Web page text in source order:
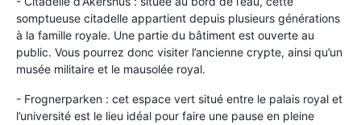
somptueuse citadelle appartient depuis plusieurs générations
à la famille royale. Une partie du bâtiment est ouverte au
public. Vous pourrez donc visiter l’ancienne crypte, ainsi qu’un
musée militaire et le mausolée royal.
- Frognerparken : cet espace vert situé entre le palais royal et
l’université est le lieu idéal pour faire une pause en pleine